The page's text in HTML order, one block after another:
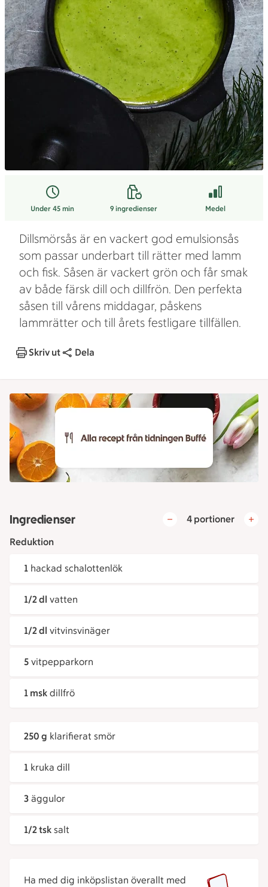
Under 45 min 9ingredienser Medel
Dillsmörsås är en vackert god emulsionsås
som passar underbart till rätter med lamm
och fisk. Såsen är vackert grön och får smak
av både färsk dill och dillfrön. Den perfekta
såsen till vårens middagar, påskens
lammrätter och till årets festligare tillfällen.
Skriv ut Dela
Ingredienser
4 portioner
Reduktion
1 hackad schalottenlök
1/2 dl vatten
1/2 dl vitvinsvinäger
5 vitpepparkorn
1 msk dillfrö
250 g klarifierat smör
1 kruka dill
3 äggulor
1/2 tsk salt
Ha med dig inköpslistan överallt med